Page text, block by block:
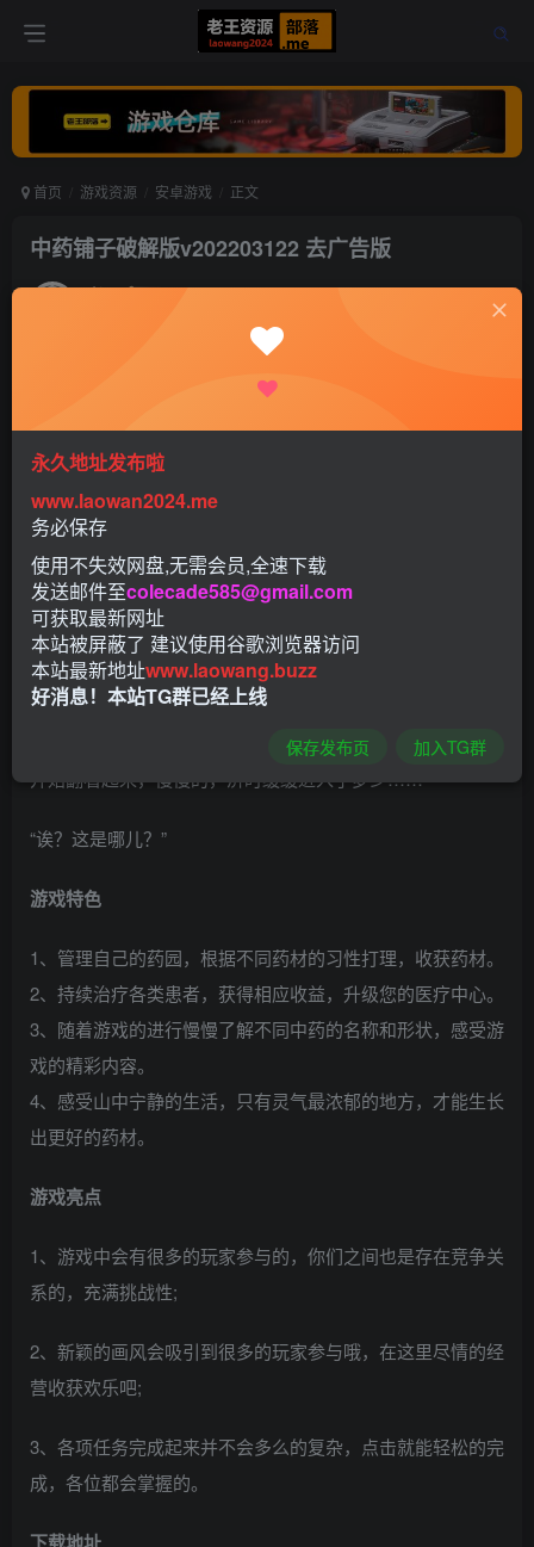
首页 游戏资源 安卓游戏 正文
中药铺子破解版v202203122 去广告版
老王 打赏
梦之神妙，有时不能仅以梦语视之。世界之大无奇不有，梦
中的事或许别有深意，谁知道呢？
济时晚上睡觉时忆起了幼时因得一病求医未果，后得药方一
张，服下而愈。念及此，济时起身拿起来桌上的本草纲目，
开始翻看起来，慢慢的，济时缓缓进入了梦乡……
“诶？这是哪儿？”
游戏特色
1、管理自己的药园，根据不同药材的习性打理，收获药材。
2、持续治疗各类患者，获得相应收益，升级您的医疗中心。
3、随着游戏的进行慢慢了解不同中药的名称和形状，感受游
戏的精彩内容。
4、感受山中宁静的生活，只有灵气最浓郁的地方，才能生长
出更好的药材。
游戏亮点
1、游戏中会有很多的玩家参与的，你们之间也是存在竞争关
系的，充满挑战性;
2、新颖的画风会吸引到很多的玩家参与哦，在这里尽情的经
营收获欢乐吧;
3、各项任务完成起来并不会多么的复杂，点击就能轻松的完
成，各位都会掌握的。
永久地址发布啦
www.laowan2024.me
务必保存
使用不失效网盘,无需会员,全速下载
发送邮件至colecade585@gmail.com
可获取最新网址
本站被屏蔽了 建议使用谷歌浏览器访问
本站最新地址www.laowang.buzz
好消息！本站TG群已经上线
保存发布页 加入TG群